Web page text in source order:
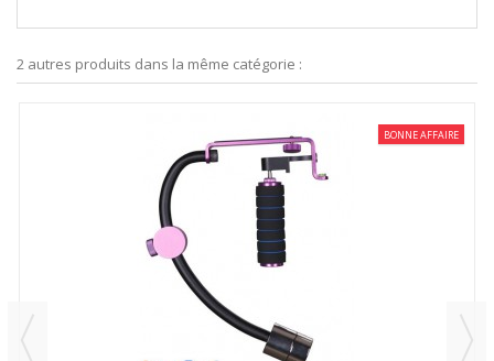
2 autres produits dans la même catégorie :
BONNE AFFAIRE